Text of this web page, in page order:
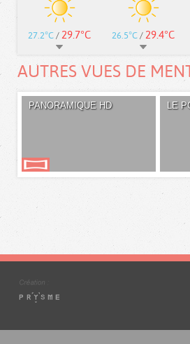
27.2°C / 29.7°C 26.5°C / 29.4°C
AUTRES VUES DE
PANORAMIQUE HD LE